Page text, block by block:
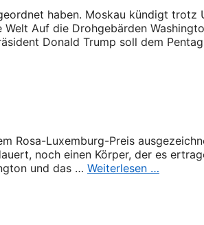
haben. Moskau kündigt trotz
Auf die Drohgebärden
Donald Trump soll dem
Rosa-Luxemburg-Preis
noch einen Körper, der es
und das … Weiterlesen …